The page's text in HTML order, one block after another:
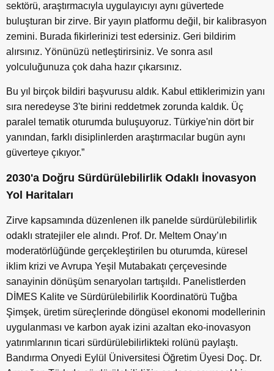
sektörü, araştırmacıyla uygulayıcıyı aynı güvertede
buluşturan bir zirve. Bir yayın platformu değil, bir kalibrasyon
zemini. Burada fikirlerinizi test edersiniz. Geri bildirim
alırsınız. Yönünüzü netleştirirsiniz. Ve sonra asıl
yolculuğunuza çok daha hazır çıkarsınız.
Bu yıl birçok bildiri başvurusu aldık. Kabul ettiklerimizin yanı
sıra neredeyse 3'te birini reddetmek zorunda kaldık. Üç
paralel tematik oturumda buluşuyoruz. Türkiye'nin dört bir
yanından, farklı disiplinlerden araştırmacılar bugün aynı
güverteye çıkıyor.”
2030'a Doğru Sürdürülebilirlik Odaklı İnovasyon
Yol Haritaları
Zirve kapsamında düzenlenen ilk panelde sürdürülebilirlik
odaklı stratejiler ele alındı. Prof. Dr. Meltem Onay’ın
moderatörlüğünde gerçekleştirilen bu oturumda, küresel
iklim krizi ve Avrupa Yeşil Mutabakatı çerçevesinde
sanayinin dönüşüm senaryoları tartışıldı. Panelistlerden
DİMES Kalite ve Sürdürülebilirlik Koordinatörü Tuğba
Şimşek, üretim süreçlerinde döngüsel ekonomi modellerinin
uygulanması ve karbon ayak izini azaltan eko-inovasyon
yatırımlarının ticari sürdürülebilirlikteki rolünü paylaştı.
Bandırma Onyedi Eylül Üniversitesi Öğretim Üyesi Doç. Dr.